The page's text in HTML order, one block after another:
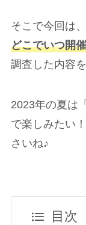
そこで今回は、
どこでいつ開
調査した内容
2023年の夏は
で楽しみたい
さいね♪
目次